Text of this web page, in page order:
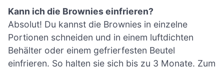
Kann ich die Brownies einfrieren?
Absolut! Du kannst die Brownies in einzelne
Portionen schneiden und in einem luftdichten
Behälter oder einem gefrierfesten Beutel
einfrieren. So halten sie sich bis zu 3 Monate. Zum